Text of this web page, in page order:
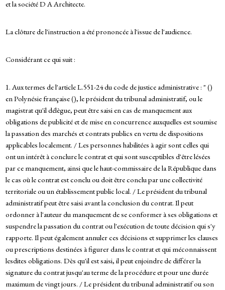
et la société D A Architecte.
La clôture de l'instruction a été prononcée à l'issue de l'audience.
Considérant ce qui suit :
1. Aux termes de l'article L.551-24 du code de justice administrative : " ()
en Polynésie française (), le président du tribunal administratif, ou le
magistrat qu'il délègue, peut être saisi en cas de manquement aux
obligations de publicité et de mise en concurrence auxquelles est soumise
la passation des marchés et contrats publics en vertu de dispositions
applicables localement. / Les personnes habilitées à agir sont celles qui
ont un intérêt à conclure le contrat et qui sont susceptibles d'être lésées
par ce manquement, ainsi que le haut-commissaire de la République dans
le cas où le contrat est conclu ou doit être conclu par une collectivité
territoriale ou un établissement public local. / Le président du tribunal
administratif peut être saisi avant la conclusion du contrat. Il peut
ordonner à l'auteur du manquement de se conformer à ses obligations et
suspendre la passation du contrat ou l'exécution de toute décision qui s'y
rapporte. Il peut également annuler ces décisions et supprimer les clauses
ou prescriptions destinées à figurer dans le contrat et qui méconnaissent
lesdites obligations. Dès qu'il est saisi, il peut enjoindre de différer la
signature du contrat jusqu'au terme de la procédure et pour une durée
maximum de vingt jours. / Le président du tribunal administratif ou son